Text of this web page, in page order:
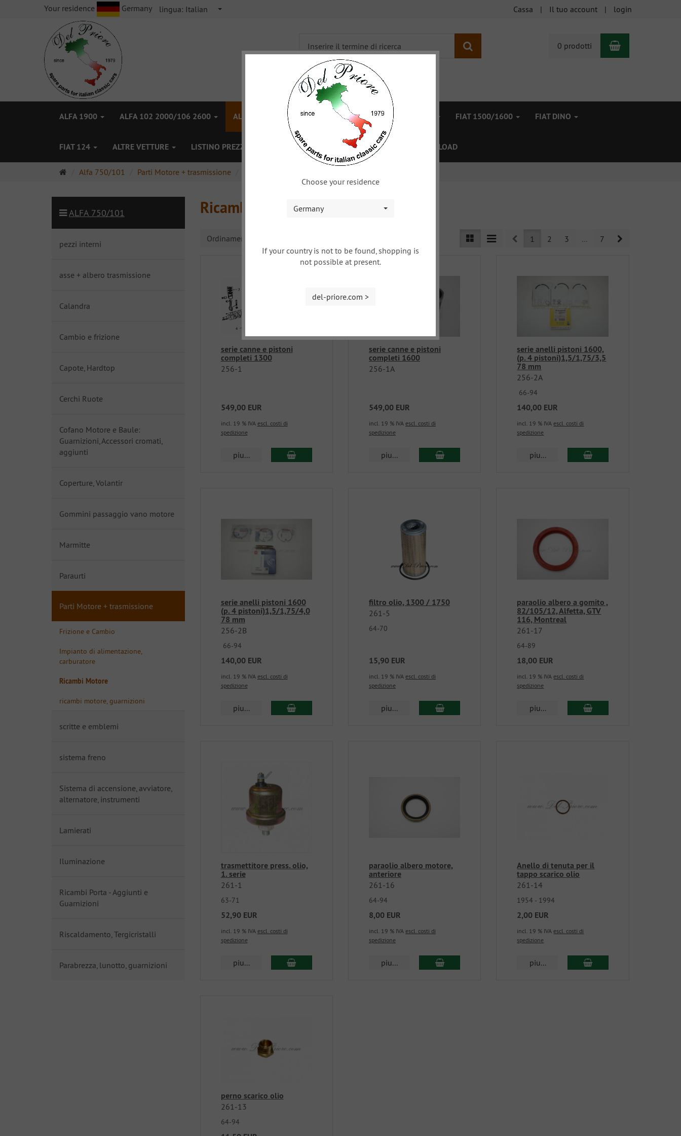
Your residence Germany lingua: Italian Cassa Il tuo account login
0 prodotti Carrello
ALFA 1900 ALFA 102 2000/106 2600 ALFA 750/101 ALFA 105/115 FIAT TOPOLINO FIAT 1500/1600 FIAT DINO
FIAT 124 ALTRE VETTURE LISTINO PREZZI OFFERTE SPECIALI BUONO XY DOWNLOAD
Pagina
Alfa 750/101 Parti Motore + trasmissione
Ricambi Motore
Ordinamento Prev1 2 3 ... 7 Next
serie canne e pistoni
completi 1300
256-1
549,00 EUR
incl. 19 % IVA escl. costi di
spedizione
piu...
serie canne e pistoni
completi 1600
256-1A
549,00 EUR
incl. 19 % IVA escl. costi di
spedizione
piu...
serie anelli pistoni 1600,
(p. 4 pistoni)1,5/1,75/3,5
78 mm
256-2A
66-94
140,00 EUR
incl. 19 % IVA escl. costi di
spedizione
piu...
serie anelli pistoni 1600
(p. 4 pistoni)1,5/1,75/4,0
78 mm
256-2B
66-94
140,00 EUR
incl. 19 % IVA escl. costi di
spedizione
piu...
filtro olio, 1300 / 1750
261-5
64-70
15,90 EUR
incl. 19 % IVA escl. costi di
spedizione
piu...
paraolio albero a gomito ,
82/105/12, Alfetta, GTV
116, Montreal
261-17
64-89
18,00 EUR
incl. 19 % IVA escl. costi di
spedizione
piu...
trasmettitore press. olio,
1. serie
261-1
63-71
52,90 EUR
incl. 19 % IVA escl. costi di
spedizione
piu...
paraolio albero motore,
anteriore
261-16
64-94
8,00 EUR
incl. 19 % IVA escl. costi di
spedizione
piu...
Anello di tenuta per il
tappo scarico olio
261-14
1954 - 1994
2,00 EUR
incl. 19 % IVA escl. costi di
spedizione
piu...
perno scarico olio
261-13
64-94
ALFA 750/101
pezzi interni
asse + albero trasmissione
Calandra
Cambio e frizione
Capote, Hardtop
Cerchi Ruote
Cofano Motore e Baule:
Guarnizioni, Accessori cromati,
aggiunti
Coperture, Volantir
Gommini passaggio vano motore
Marmitte
Paraurti
Parti Motore + trasmissione
Frizione e Cambio
Impianto di alimentazione,
carburatore
Ricambi Motore
ricambi motore, guarnizioni
scritte e emblemi
sistema freno
Sistema di accensione, avviatore,
alternatore, instrumenti
Lamierati
Iluminazione
Ricambi Porta - Aggiunti e
Guarnizioni
Riscaldamento, Tergicristalli
Parabrezza, lunotto, guarnizioni
Choose your residence
Germany
If your country is not to be found, shopping is
not possible at present.
del-priore.com >